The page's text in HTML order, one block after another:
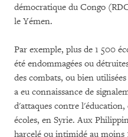
démocratique du Congo
le Yémen.
Par exemple, plus de 1 500
été endommagées ou
des combats, ou bien
a eu connaissance de
d'attaques contre
écoles, en Syrie. Aux
harcelé ou intimidé au moins